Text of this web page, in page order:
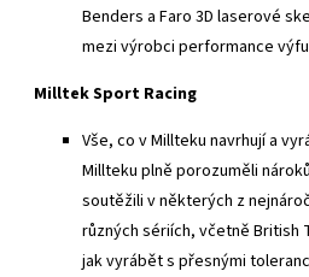
Benders a Faro 3D laserové
mezi výrobci performance
Milltek Sport Racing
Vše, co v Millteku navrhují a
Millteku plně porozuměli
soutěžili v některých z
různých sériích, včetně British
jak vyrábět s přesnými